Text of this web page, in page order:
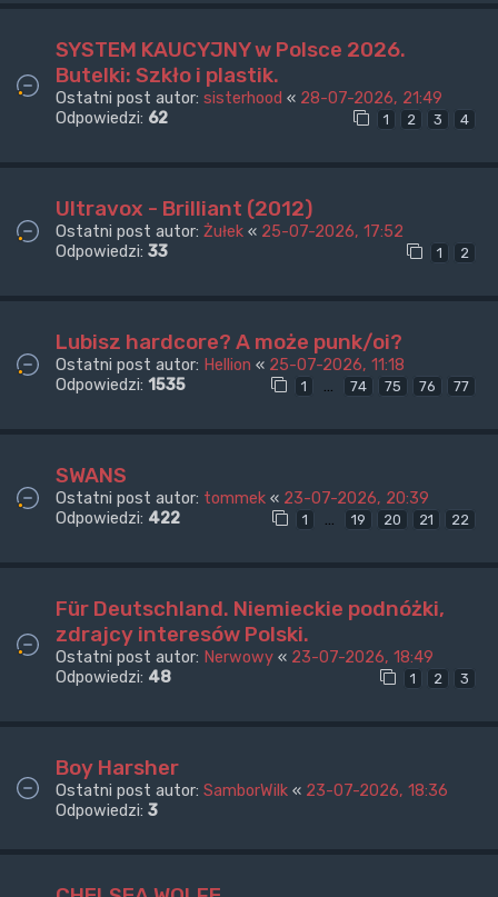
SYSTEM KAUCYJNY w Polsce 2026.
Butelki: Szkło i plastik.
Ostatni post autor: sisterhood « 28-07-2026, 21:49
Odpowiedzi: 62 1 2 3 4
Ultravox - Brilliant (2012)
Ostatni post autor: Żułek « 25-07-2026, 17:52
Odpowiedzi: 33 1 2
Lubisz hardcore? A może punk/oi?
Ostatni post autor: Hellion « 25-07-2026, 11:18
Odpowiedzi: 1535 1 … 74 75 76 77
SWANS
Ostatni post autor: tommek « 23-07-2026, 20:39
Odpowiedzi: 422 1 … 19 20 21 22
Für Deutschland. Niemieckie podnóżki,
zdrajcy interesów Polski.
Ostatni post autor: Nerwowy « 23-07-2026, 18:49
Odpowiedzi: 48 1 2 3
Boy Harsher
Ostatni post autor: SamborWilk « 23-07-2026, 18:36
Odpowiedzi: 3